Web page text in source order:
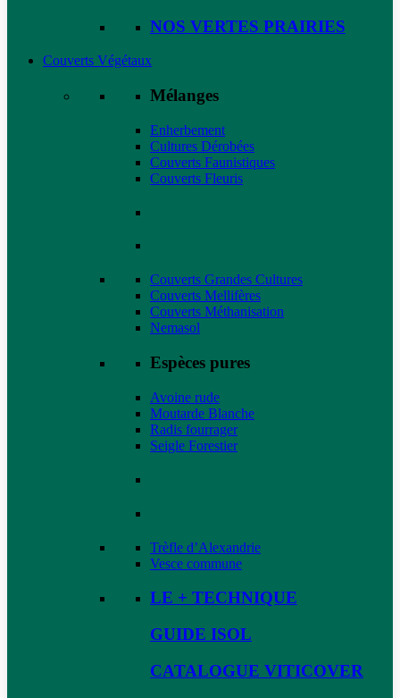
NOS VERTES PRAIRIES
Couverts Végétaux
Mélanges
Enherbement
Cultures Dérobées
Couverts Faunistiques
Couverts Fleuris
Couverts Grandes Cultures
Couverts Mellifères
Couverts Méthanisation
Nemasol
Espèces pures
Avoine rude
Moutarde Blanche
Radis fourrager
Seigle Forestier
Trèfle d’Alexandrie
Vesce commune
LE + TECHNIQUE
GUIDE ISOL
CATALOGUE VITICOVER